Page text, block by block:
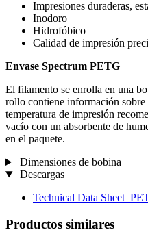
Impresiones duraderas,
Inodoro
Hidrofóbico
Calidad de impresión
Envase Spectrum PETG
El filamento se enrolla en una
rollo contiene información
temperatura de impresión
vacío con un absorbente de
en el paquete.
Dimensiones de bobina
Descargas
Technical Data
Productos similares